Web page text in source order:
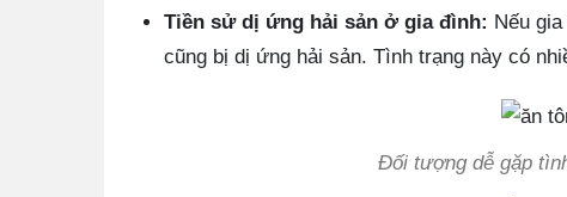
Tiền sử dị ứng hải sản ở gia đình: Nếu
cũng bị dị ứng hải sản. Tình trạng này có
Đối tượng dễ gặp